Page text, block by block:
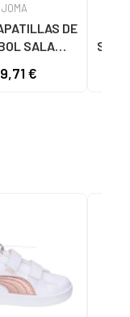
JOMA
DE
SALA
COLORES
€